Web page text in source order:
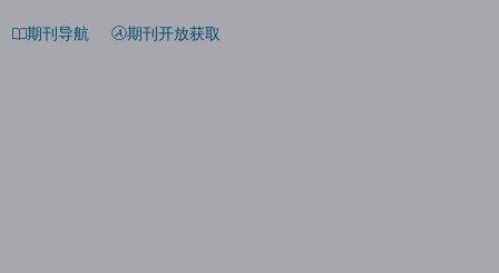
期刊导航 期刊开放获取